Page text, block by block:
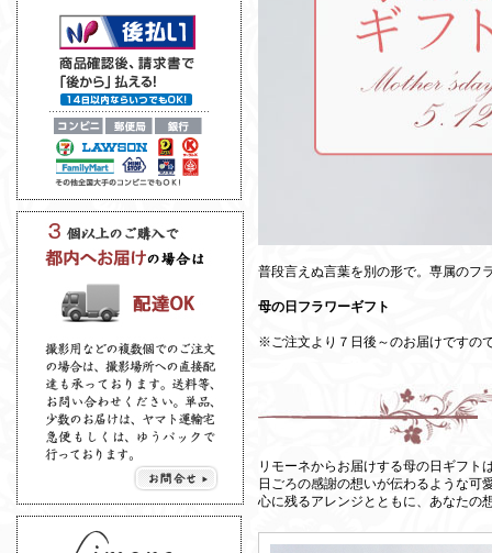
普段言えぬ言葉を別の形で。専属のフ
母の日フラワーギフト
※ご注文より７日後～のお届けですの
リモーネからお届けする母の日ギフト
日ごろの感謝の想いが伝わるような可
心に残るアレンジとともに、あなたの